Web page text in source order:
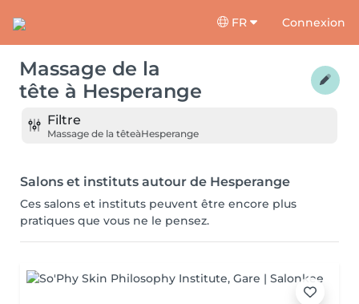
FR Connexion
Massage de la
tête à Hesperange
Filtre
Massage de la têteàHesperange
Salons et instituts autour de Hesperange
Ces salons et instituts peuvent être encore plus
pratiques que vous ne le pensez.